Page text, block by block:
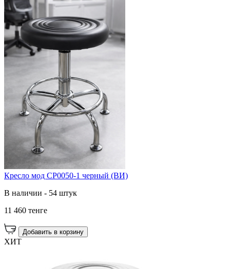
Кресло мод CP0050-1 черный (ВИ)
В наличии - 54 штук
11 460 тенге
Добавить в корзину
ХИТ